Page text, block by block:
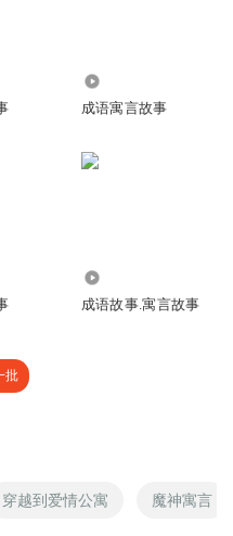
为他很努力💪
成语寓言故事
成语故事.寓言故事
批
穿越到爱情公寓 魔神寓言